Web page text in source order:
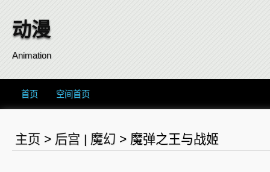
动漫
Animation
首页 空间首页
主页 > 后宫 | 魔幻 > 魔弹之王与战姬